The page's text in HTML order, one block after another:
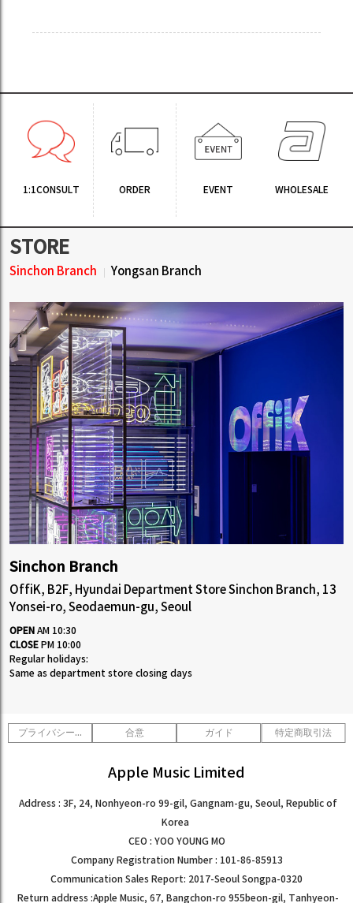
1:1CONSULT ORDER EVENT WHOLESALE
STORE
Sinchon Branch Yongsan Branch
Sinchon Branch
OffiK, B2F, Hyundai Department Store Sinchon Branch, 13
Yonsei-ro, Seodaemun-gu, Seoul
OPEN AM 10:30
CLOSE PM 10:00
Regular holidays:
Same as department store closing days
プライバシーポリシー 合意 ガイド 特定商取引法
Apple Music Limited
Address : 3F, 24, Nonhyeon-ro 99-gil, Gangnam-gu, Seoul, Republic of
Korea
CEO : YOO YOUNG MO
Company Registration Number : 101-86-85913
Communication Sales Report: 2017-Seoul Songpa-0320
Return address :Apple Music, 67, Bangchon-ro 955beon-gil, Tanhyeon-